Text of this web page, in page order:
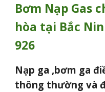
Bơm Nạp Gas
hòa tại Bắc
926
Nạp ga ,bơm ga
thông thường và